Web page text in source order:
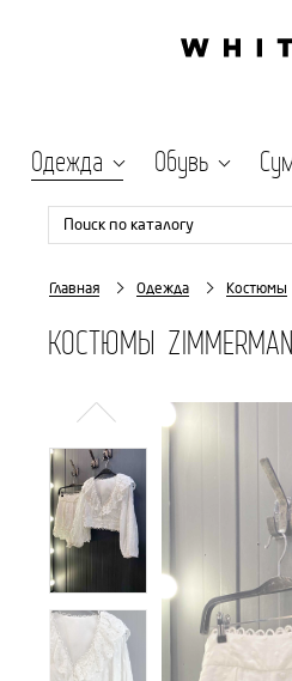
Одежда Обувь
Поиск по каталогу
Главная Одежда Костюмы
КОСТЮМЫ